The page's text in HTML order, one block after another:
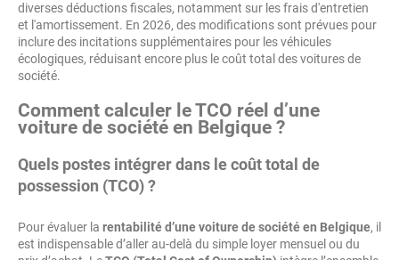
diverses déductions fiscales, notamment sur les frais d'entretien
et l'amortissement. En 2026, des modifications sont prévues pour
inclure des incitations supplémentaires pour les véhicules
écologiques, réduisant encore plus le coût total des voitures de
société.
Comment calculer le TCO réel d’une
voiture de société en Belgique ?
Quels postes intégrer dans lecoût total de
possession (TCO)?
Pour évaluer la rentabilité d’une voiture de société en Belgique, il
est indispensable d’aller au-delà du simple loyer mensuel ou du